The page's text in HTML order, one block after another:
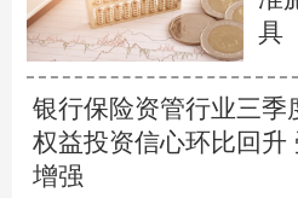
具
银行保险资管行业三季
权益投资信心环比回升
增强